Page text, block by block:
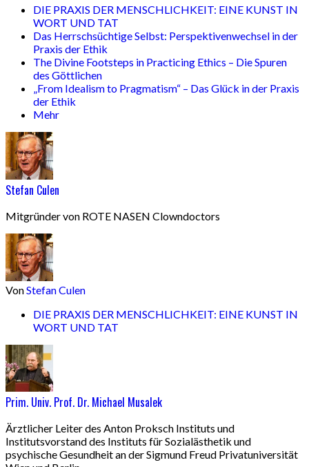
DIE PRAXIS DER MENSCHLICHKEIT: EINE KUNST IN
WORT UND TAT
Das Herrschsüchtige Selbst: Perspektivenwechsel in der
Praxis der Ethik
The Divine Footsteps in Practicing Ethics – Die Spuren
des Göttlichen
„From Idealism to Pragmatism“ – Das Glück in der Praxis
der Ethik
Mehr
Stefan Culen
Mitgründer von ROTE NASEN Clowndoctors
VonStefan Culen
DIE PRAXIS DER MENSCHLICHKEIT: EINE KUNST IN
WORT UND TAT
Prim. Univ. Prof. Dr. Michael Musalek
Ärztlicher Leiter des Anton Proksch Instituts und
Institutsvorstand des Instituts für Sozialästhetik und
psychische Gesundheit an der Sigmund Freud Privatuniversität